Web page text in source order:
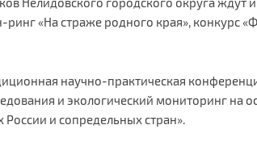
«На страже родного края», конкурс
научно-практическая
и экологический мониторинг на
и сопредельных стран».